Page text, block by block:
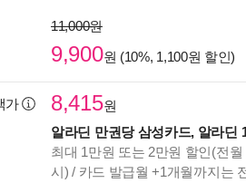
11,000원
9,900원 (10%, 1,100원 할인)
가 8,415원
알라딘 만권당 삼성카드, 알라딘
최대 1만원 또는 2만원 할인(전
시) / 카드 발급월 +1개월까지는